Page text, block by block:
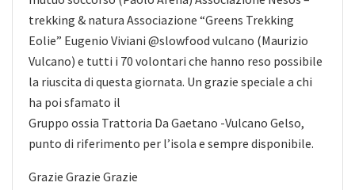
trekking & natura Associazione “Greens Trekking
Eolie” Eugenio Viviani @slowfood vulcano (Maurizio
Vulcano) e tutti i 70 volontari che hanno reso possibile
la riuscita di questa giornata. Un grazie speciale a chi
ha poi sfamato il
Gruppo ossia Trattoria Da Gaetano -Vulcano Gelso,
punto di riferimento per l’isola e sempre disponibile.
Grazie Grazie Grazie